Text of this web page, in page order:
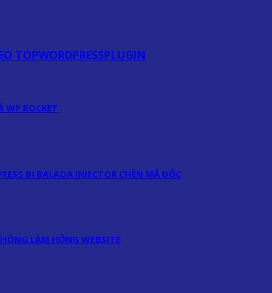
TOPWORDPRESSPLUGIN
WP ROCKET
BỊ BALADA INJECTOR CHÈN MÃ ĐỘC
LÀM HỎNG WEBSITE